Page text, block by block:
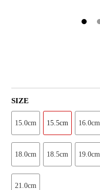
SIZE
15.0cm 15.5cm 16.0cm
18.0cm 18.5cm 19.0cm
21.0cm